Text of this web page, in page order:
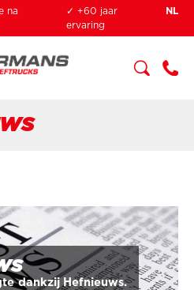
na
✓ +60 jaar
ervaring
NL
SERVICE
dankzij Hefnieuws.